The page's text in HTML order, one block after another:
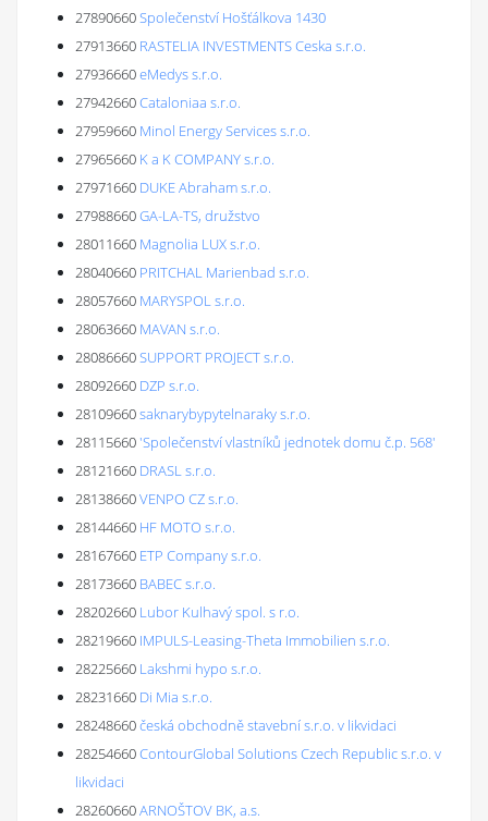
27890660Společenství Hošťálkova 1430
27913660 RASTELIA INVESTMENTS Ceska s.r.o.
27936660eMedys s.r.o.
27942660Cataloniaa s.r.o.
27959660 Minol Energy Services s.r.o.
27965660 K a K COMPANY s.r.o.
27971660 DUKE Abraham s.r.o.
27988660GA-LA-TS, družstvo
28011660 Magnolia LUX s.r.o.
28040660 PRITCHAL Marienbad s.r.o.
28057660 MARYSPOL s.r.o.
28063660 MAVAN s.r.o.
28086660SUPPORT PROJECT s.r.o.
28092660 DZP s.r.o.
28109660saknarybypytelnaraky s.r.o.
28115660'Společenství vlastníků jednotek domu č.p. 568'
28121660 DRASL s.r.o.
28138660VENPO CZ s.r.o.
28144660 HF MOTO s.r.o.
28167660 ETP Company s.r.o.
28173660 BABEC s.r.o.
28202660 Lubor Kulhavý spol. s r.o.
28219660 IMPULS-Leasing-Theta Immobilien s.r.o.
28225660 Lakshmi hypo s.r.o.
28231660 Di Mia s.r.o.
28248660česká obchodně stavební s.r.o. v likvidaci
28254660ContourGlobal Solutions Czech Republic s.r.o. v
likvidaci
28260660ARNOŠTOV BK, a.s.